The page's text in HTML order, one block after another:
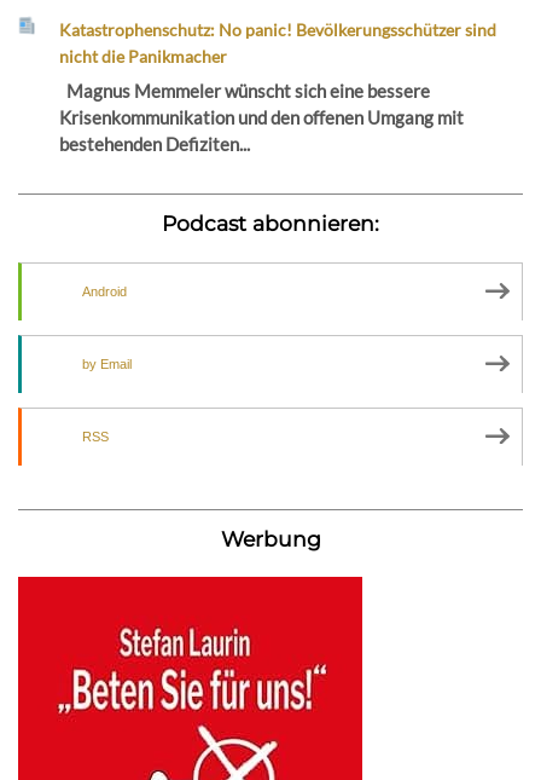
Katastrophenschutz: No panic! Bevölkerungsschützer sind
nicht die Panikmacher
Magnus Memmeler wünscht sich eine bessere
Krisenkommunikation und den offenen Umgang mit
bestehenden Defiziten...
Podcast abonnieren:
Android
by Email
RSS
Werbung